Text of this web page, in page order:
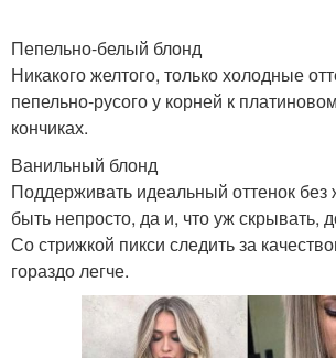
Пепельно-белый блонд
Никакого желтого, только холодные
пепельно-русого у корней к
кончиках.
Ванильный блонд
Поддерживать идеальный оттенок
быть непросто, да и, что уж скрывать,
Со стрижкой пикси следить за
гораздо легче.